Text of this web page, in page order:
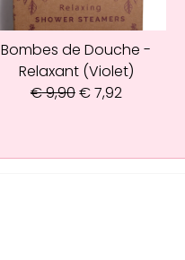
Bombes de Douche -
Relaxant (Violet)
€9,90€7,92